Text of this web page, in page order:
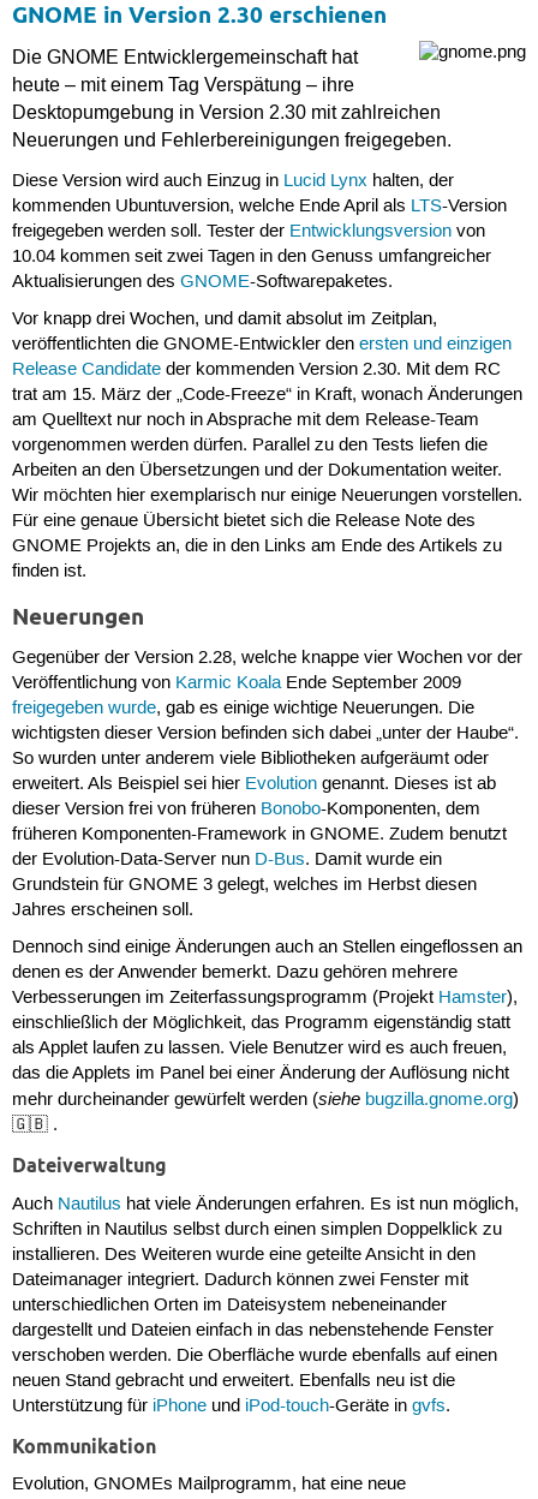
GNOME in Version 2.30 erschienen
Die GNOME Entwicklergemeinschaft hat
heute – mit einem Tag Verspätung – ihre
Desktopumgebung in Version 2.30 mit zahlreichen
Neuerungen und Fehlerbereinigungen freigegeben.
Diese Version wird auch Einzug in Lucid Lynx halten, der
kommenden Ubuntuversion, welche Ende April als LTS-Version
freigegeben werden soll. Tester der Entwicklungsversionvon
10.04 kommen seit zwei Tagen in den Genuss umfangreicher
Aktualisierungen des GNOME-Softwarepaketes.
Vor knapp drei Wochen, und damit absolut im Zeitplan,
veröffentlichten die GNOME-Entwickler den ersten und einzigen
Release Candidateder kommenden Version 2.30. Mit dem RC
trat am 15. März der „Code-Freeze“ in Kraft, wonach Änderungen
am Quelltext nur noch in Absprache mit dem Release-Team
vorgenommen werden dürfen. Parallel zu den Tests liefen die
Arbeiten an den Übersetzungen und der Dokumentation weiter.
Wir möchten hier exemplarisch nur einige Neuerungen vorstellen.
Für eine genaue Übersicht bietet sich die Release Note des
GNOME Projekts an, die in den Links am Ende des Artikels zu
finden ist.
Neuerungen
Gegenüber der Version 2.28, welche knappe vier Wochen vor der
Veröffentlichung von Karmic KoalaEnde September 2009
freigegeben wurde, gab es einige wichtige Neuerungen. Die
wichtigsten dieser Version befinden sich dabei „unter der Haube“.
So wurden unter anderem viele Bibliotheken aufgeräumt oder
erweitert. Als Beispiel sei hier Evolutiongenannt. Dieses ist ab
dieser Version frei von früheren Bonobo-Komponenten, dem
früheren Komponenten-Framework in GNOME. Zudem benutzt
der Evolution-Data-Server nun D-Bus. Damit wurde ein
Grundstein für GNOME 3 gelegt, welches im Herbst diesen
Jahres erscheinen soll.
Dennoch sind einige Änderungen auch an Stellen eingeflossen an
denen es der Anwender bemerkt. Dazu gehören mehrere
Verbesserungen im Zeiterfassungsprogramm (Projekt Hamster),
einschließlich der Möglichkeit, das Programm eigenständig statt
als Applet laufen zu lassen. Viele Benutzer wird es auch freuen,
das die Applets im Panel bei einer Änderung der Auflösung nicht
mehr durcheinander gewürfelt werden (siehe bugzilla.gnome.org)
🇬🇧 .
Dateiverwaltung
Auch Nautilus hat viele Änderungen erfahren. Es ist nun möglich,
Schriften in Nautilus selbst durch einen simplen Doppelklick zu
installieren. Des Weiteren wurde eine geteilte Ansicht in den
Dateimanager integriert. Dadurch können zwei Fenster mit
unterschiedlichen Orten im Dateisystem nebeneinander
dargestellt und Dateien einfach in das nebenstehende Fenster
verschoben werden. Die Oberfläche wurde ebenfalls auf einen
neuen Stand gebracht und erweitert. Ebenfalls neu ist die
Unterstützung für iPhoneund iPod-touch-Geräte in gvfs.
Kommunikation
Evolution, GNOMEs Mailprogramm, hat eine neue